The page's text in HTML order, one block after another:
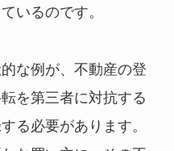
いるのです。
な例が、不動産の登
を第三者に対抗する
る必要があります。